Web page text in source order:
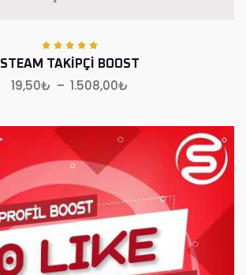
STEAM TAKIPÇI BOOST
19,50₺ – 1.508,00₺